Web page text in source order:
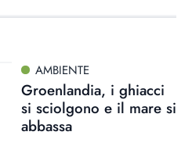
AMBIENTE
Groenlandia, i ghiacci
si sciolgono e il mare si
abbassa